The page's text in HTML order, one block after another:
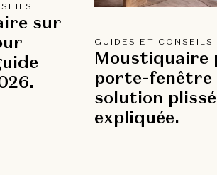
sur
GUIDES ET CONSEILS
Moustiquaire
porte-fenêtre
solution
expliquée.